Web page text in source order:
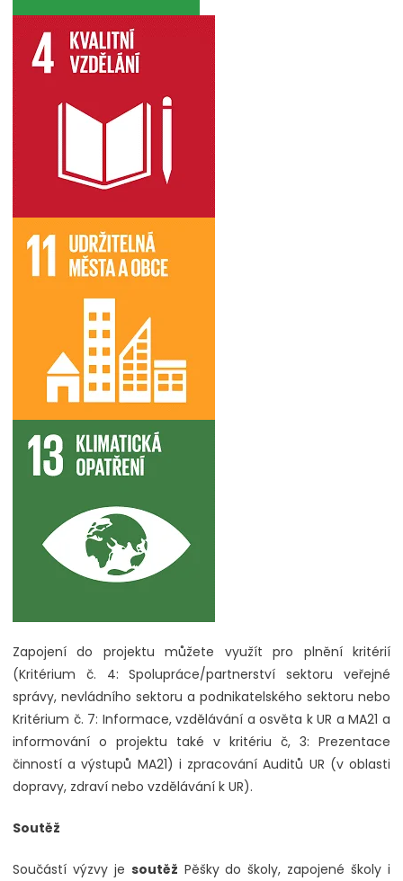
Zapojení do projektu můžete využít pro plnění kritérií
(Kritérium č. 4: Spolupráce/partnerství sektoru veřejné
správy, nevládního sektoru a podnikatelského sektoru nebo
Kritérium č. 7: Informace, vzdělávání a osvěta k UR a MA21 a
informování o projektu také v kritériu č, 3: Prezentace
činností a výstupů MA21) i zpracování Auditů UR (v oblasti
dopravy, zdraví nebo vzdělávání k UR).
Soutěž
Součástí výzvy je soutěž Pěšky do školy, zapojené školy i